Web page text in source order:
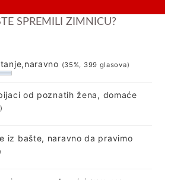
SPREMILI ZIMNICU?
(35%, 399 glasova)
od poznatih žena, domaće
iz bašte, naravno da pravimo